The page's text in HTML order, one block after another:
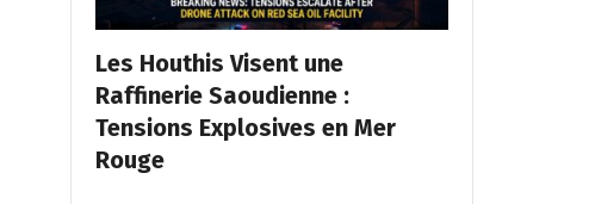
Les Houthis Visent une
Raffinerie Saoudienne :
Tensions Explosives en Mer
Rouge